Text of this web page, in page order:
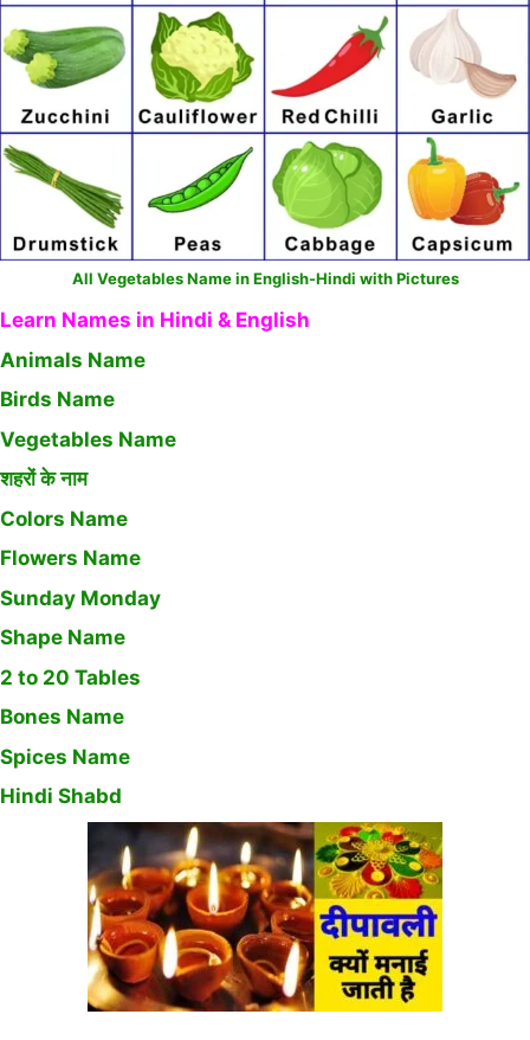
All Vegetables Name in English-Hindi with Pictures
Learn Names in Hindi & English
Animals Name
Birds Name
Vegetables Name
शहरों के नाम
Colors Name
Flowers Name
Sunday Monday
Shape Name
2 to 20 Tables
Bones Name
Spices Name
Hindi Shabd